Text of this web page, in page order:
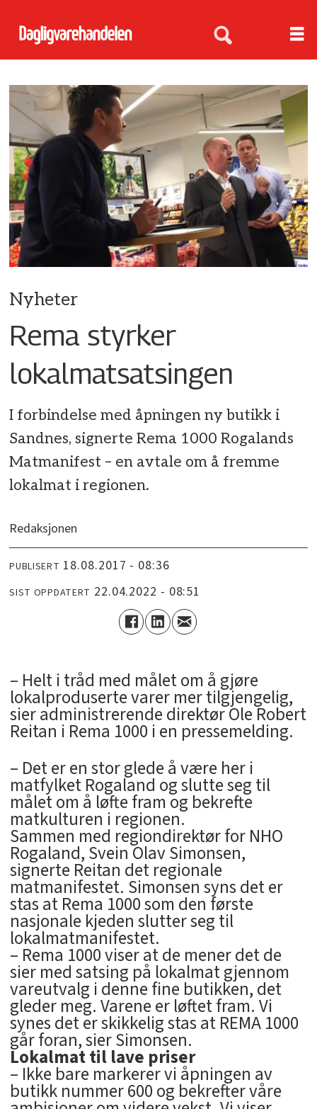
Nyheter
Rema styrker
lokalmatsatsingen
I forbindelse med åpningen ny butikk i
Sandnes, signerte Rema 1000 Rogalands
Matmanifest – en avtale om å fremme
lokalmat i regionen.
Redaksjonen
PUBLISERT 18.08.2017 - 08:36
SIST OPPDATERT 22.04.2022 - 08:51
– Helt i tråd med målet om å gjøre
lokalproduserte varer mer tilgjengelig,
sier administrerende direktør Ole Robert
Reitan i Rema 1000 i en pressemelding.
– Det er en stor glede å være her i
matfylket Rogaland og slutte seg til
målet om å løfte fram og bekrefte
matkulturen i regionen.
Sammen med regiondirektør for NHO
Rogaland, Svein Olav Simonsen,
signerte Reitan det regionale
matmanifestet. Simonsen syns det er
stas at Rema 1000 som den første
nasjonale kjeden slutter seg til
lokalmatmanifestet.
– Rema 1000 viser at de mener det de
sier med satsing på lokalmat gjennom
vareutvalg i denne fine butikken, det
gleder meg. Varene er løftet fram. Vi
synes det er skikkelig stas at REMA 1000
går foran, sier Simonsen.
Lokalmat til lave priser
– Ikke bare markerer vi åpningen av
butikk nummer 600 og bekrefter våre